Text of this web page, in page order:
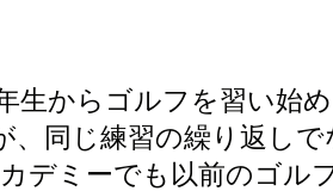
生からゴルフを習い始
同じ練習の繰り返しで
デミーでも以前のゴル